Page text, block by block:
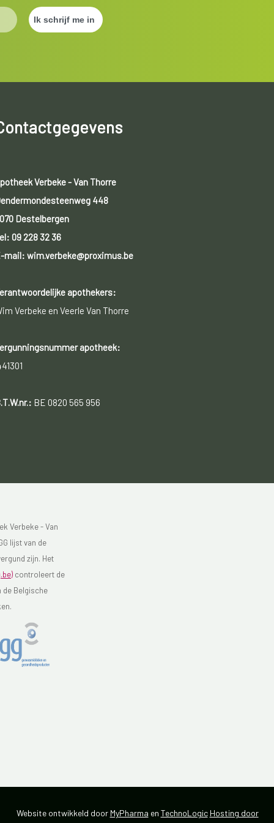
Verbeke - Van Thorre
448
Destelbergen
09 228 32 36
mail: wim.verbeke@proximus.be
apothekers:
Verbeke en Veerle Van Thorre
apotheek:
BE 0820 565 956
Verbeke - Van
lijst van de
zijn. Het
controleert de
de Belgische
Website ontwikkeld door MyPharma en TechnoLogic Hosting door